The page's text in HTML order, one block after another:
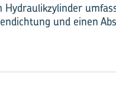
und einen